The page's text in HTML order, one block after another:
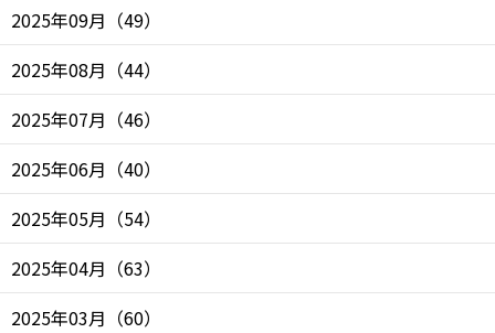
2025年09月 （49）
2025年08月 （44）
2025年07月 （46）
2025年06月 （40）
2025年05月 （54）
2025年04月 （63）
2025年03月 （60）